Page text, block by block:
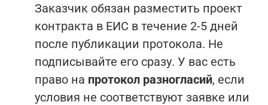
Заказчик обязан разместить проект
контракта в ЕИС в течение 2-5 дней
после публикации протокола. Не
подписывайте его сразу. У вас есть
право на протокол разногласий, если
условия не соответствуют заявке или